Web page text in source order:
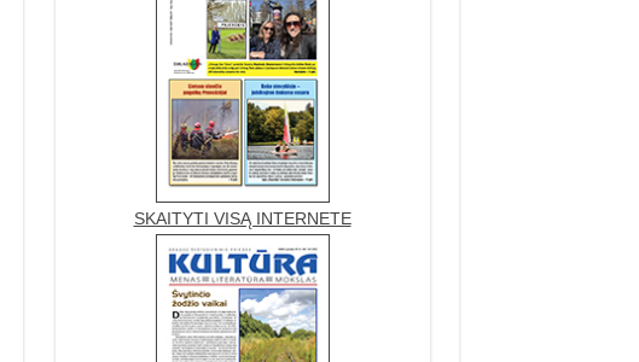
SKAITYTI VISĄ INTERNETE